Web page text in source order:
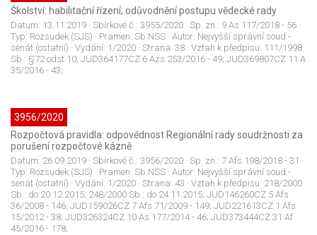
Školství: habilitační řízení; odůvodnění postupu vědecké rady
Datum: 13.11.2019 · Sbírkové č.: 3955/2020 · Sp. zn.: 9 As 117/2018 - 56 ·
Typ: Rozsudek (SJS) · Pramen: Sb.NSS · Autor: Nejvyšší správní soud -
senát (ostatní) · Vydání: 1/2020 · Strana: 38 · Vztah k předpisu: 111/1998
Sb.: §72 odst.10; JUD364177CZ 6 Azs 253/2016 - 49; JUD369807CZ 11 A
35/2016 - 43;
3956/2020
Rozpočtová pravidla: odpovědnost Regionální rady soudržnosti za
porušení rozpočtové kázně
Datum: 26.09.2019 · Sbírkové č.: 3956/2020 · Sp. zn.: 7 Afs 198/2018 - 31 ·
Typ: Rozsudek (SJS) · Pramen: Sb.NSS · Autor: Nejvyšší správní soud -
senát (ostatní) · Vydání: 1/2020 · Strana: 43 · Vztah k předpisu: 218/2000
Sb.: do 20.12.2015; 248/2000 Sb.: do 24.11.2015; JUD146260CZ 5 Afs
36/2008 - 146; JUD159026CZ 7 Afs 71/2009 - 149; JUD221613CZ 1 Afs
15/2012 - 38; JUD326324CZ 10 As 177/2014 - 46; JUD373444CZ 31 Af
45/2016 - 178;